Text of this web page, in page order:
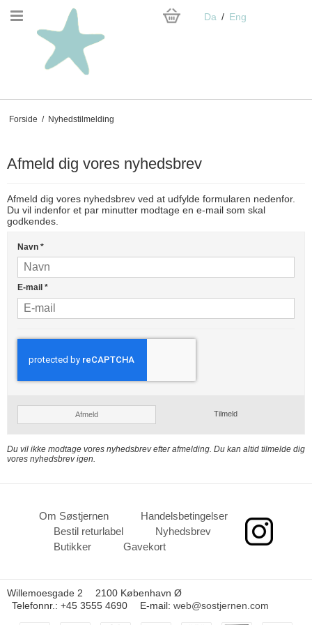
Da Eng
Forside / Nyhedstilmelding
Afmeld dig vores nyhedsbrev
Afmeld dig vores nyhedsbrev ved at udfylde formularen nedenfor.
Du vil indenfor et par minutter modtage en e-mail som skal
godkendes.
Navn *
E-mail *
Afmeld Tilmeld
Du vil ikke modtage vores nyhedsbrev efter afmelding. Du kan altid tilmelde dig
vores nyhedsbrev igen.
Om Søstjernen
Handelsbetingelser
Bestil returlabel
Nyhedsbrev
Butikker
Gavekort
Willemoesgade 2
2100 København Ø
Telefonnr. : +45 3555 4690 E-mail: web@sostjernen.com